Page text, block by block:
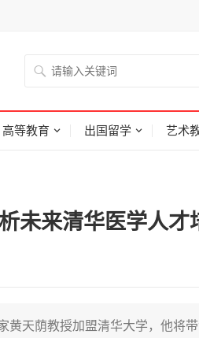
高等教育 出国留学 艺术
未来清华医学人才
黄天荫教授加盟清华大学，他将